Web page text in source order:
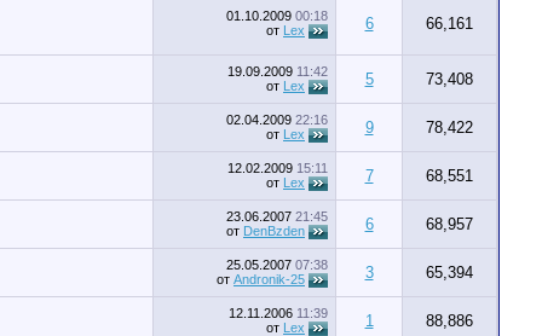
01.10.2009 00:18
от Lex 6 66,161
19.09.2009 11:42
от Lex 5 73,408
02.04.2009 22:16
от Lex 9 78,422
12.02.2009 15:11
от Lex 7 68,551
23.06.2007 21:45
от DenBzden 6 68,957
25.05.2007 07:38
от Andronik-25 3 65,394
12.11.2006 11:39
от Lex 1 88,886